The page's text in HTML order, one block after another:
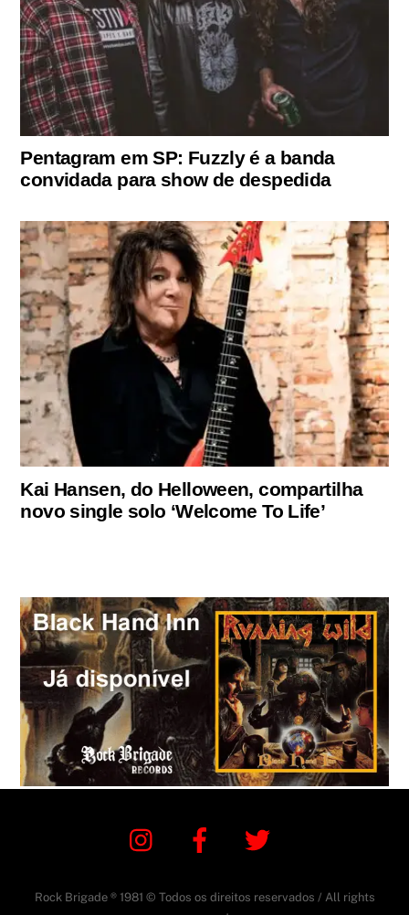
Pentagram em SP: Fuzzly é a banda
convidada para show de despedida
Kai Hansen, do Helloween, compartilha
novo single solo ‘Welcome To Life’
Instagram Facebook
Rock Brigade ® 1981 © Todos os direitos reservados / All rights